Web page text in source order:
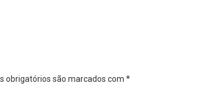
obrigatórios são marcados com *